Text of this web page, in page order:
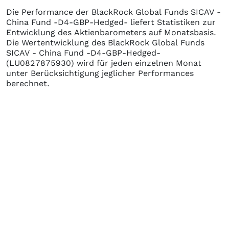
Die Performance der BlackRock Global Funds SICAV -
China Fund -D4-GBP-Hedged- liefert Statistiken zur
Entwicklung des Aktienbarometers auf Monatsbasis.
Die Wertentwicklung des BlackRock Global Funds
SICAV - China Fund -D4-GBP-Hedged-
(LU0827875930) wird für jeden einzelnen Monat
unter Berücksichtigung jeglicher Performances
berechnet.